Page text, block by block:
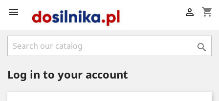
 shopping_cart


Log in to your account